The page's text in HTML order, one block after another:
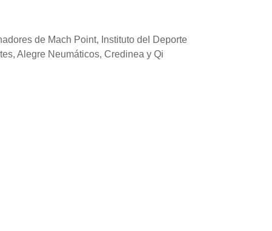
de Mach Point, Instituto del Deporte
Alegre Neumáticos, Credinea y Qi